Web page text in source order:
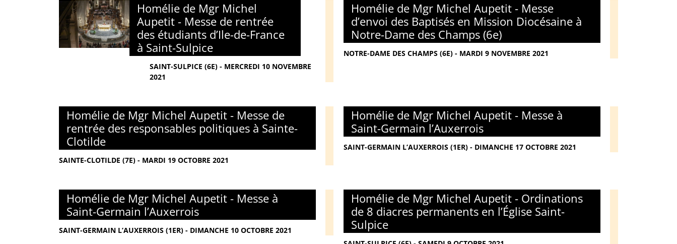
Homélie de Mgr Michel
Aupetit - Messe de rentrée
des étudiants d’Ile-de-France
à Saint-Sulpice
SAINT-SULPICE (6E) - MERCREDI 10 NOVEMBRE
2021
Homélie de Mgr Michel Aupetit - Messe
d’envoi des Baptisés en Mission Diocésaine à
Notre-Dame des Champs (6e)
NOTRE-DAME DES CHAMPS (6E) - MARDI 9 NOVEMBRE 2021
Homélie de Mgr Michel Aupetit - Messe de
rentrée des responsables politiques à Sainte-
Clotilde
SAINTE-CLOTILDE (7E) - MARDI 19 OCTOBRE 2021
Homélie de Mgr Michel Aupetit - Messe à
Saint-Germain l’Auxerrois
SAINT-GERMAIN L’AUXERROIS (1ER) - DIMANCHE 17 OCTOBRE 2021
Homélie de Mgr Michel Aupetit - Messe à
Saint-Germain l’Auxerrois
SAINT-GERMAIN L’AUXERROIS (1ER) - DIMANCHE 10 OCTOBRE 2021
Homélie de Mgr Michel Aupetit - Ordinations
de 8 diacres permanents en l’Église Saint-
Sulpice